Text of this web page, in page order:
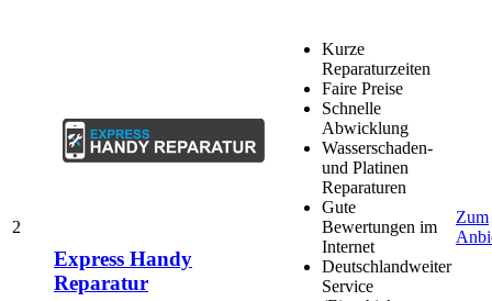
2
Express Handy
Reparatur
Kurze
Reparaturzeiten
Faire Preise
Schnelle
Abwicklung
Wasserschaden-
und Platinen
Reparaturen
Gute
Bewertungen im
Internet
Deutschlandweiter
Service
Zum